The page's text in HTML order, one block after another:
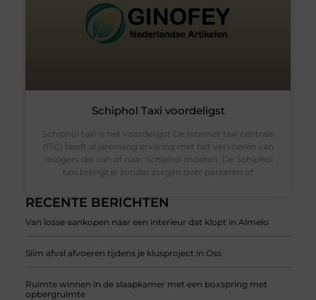
RECENTE BERICHTEN
Van losse aankopen naar een interieur dat klopt in Almelo
Slim afval afvoeren tijdens je klusproject in Oss
Ruimte winnen in de slaapkamer met een boxspring met
opbergruimte
Schiphol Taxi voordeligst
Schiphol taxi is het voordeligst De internet taxi centrale
(ITC) heeft al jarenlang ervaring met het vervoeren van
reizigers die van of naar Schiphol moeten. De Schiphol
taxi brengt je zonder zorgen over parkeren of